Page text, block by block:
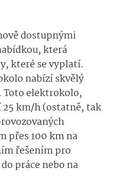
dostupnými
která
které se vyplatí.
nabízí skvělý
Toto elektrokolo,
km/h (ostatně, tak
přes 100 km na
řešením pro
práce nebo na